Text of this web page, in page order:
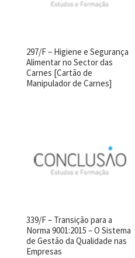
297/F – Higiene e Segurança
Alimentar no Sector das
Carnes [Cartão de
Manipulador de Carnes]
339/F – Transição para a
Norma 9001:2015 – O Sistema
de Gestão da Qualidade nas
Empresas